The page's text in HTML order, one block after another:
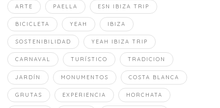
ARTE PAELLA ESN IBIZA TRIP
BICICLETA YEAH IBIZA
SOSTENIBILIDAD YEAH IBIZA TRIP
CARNAVAL TURÍSTICO TRADICION
JARDÍN MONUMENTOS COSTA BLANCA
GRUTAS EXPERIENCIA HORCHATA